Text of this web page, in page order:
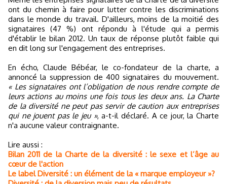
ont du chemin à faire pour lutter contre les discriminations
dans le monde du travail. D'ailleurs, moins de la moitié des
signataires (47 %) ont répondu à l'étude qui a permis
d'établir le bilan 2012. Un taux de réponse plutôt faible qui
en dit long sur l'engagement des entreprises.
En écho, Claude Bébéar, le co-fondateur de la charte, a
annoncé la suppression de 400 signataires du mouvement.
« Les signataires ont l’obligation de nous rendre compte de
leurs actions au moins une fois tous les deux ans. La Charte
de la diversité ne peut pas servir de caution aux entreprises
qui ne jouent pas le jeu », a-t-il déclaré. A ce jour, la Charte
n'a aucune valeur contraignante.
Lire aussi :
Bilan 2011 de la Charte de la diversité : le sexe et l’âge au
cœur de l'action
Le label Diversité : un élément de la « marque employeur »?